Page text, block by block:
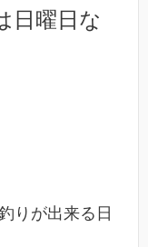
日曜日な
りが出来る日